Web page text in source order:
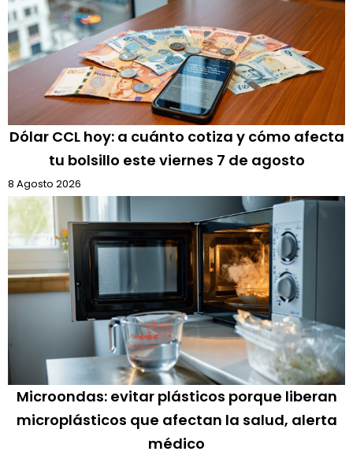
Dólar CCL hoy: a cuánto cotiza y cómo afecta
tu bolsillo este viernes 7 de agosto
8 Agosto 2026
Microondas: evitar plásticos porque liberan
microplásticos que afectan la salud, alerta
médico